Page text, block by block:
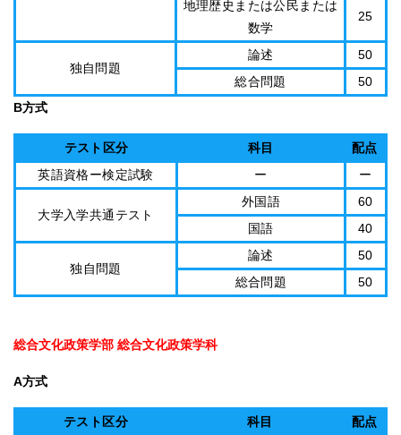
地理歴史または公民または
数学
25
独自問題
論述
50
総合問題
50
B方式
テスト区分 科目
配点
英語資格ー検定試験
ー ー
大学入学共通テスト
外国語
60
国語
40
独自問題
論述
50
総合問題
50
総合文化政策学部 総合文化政策学科
A方式
テスト区分 科目
配点